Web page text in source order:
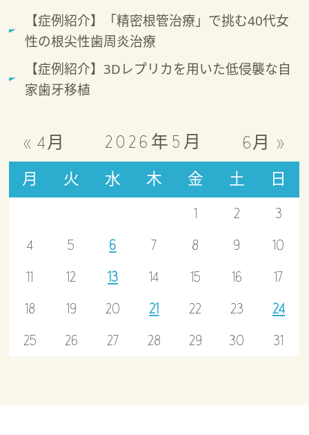
【症例紹介】「精密根管治療」で挑む40代女
性の根尖性歯周炎治療
【症例紹介】3Dレプリカを用いた低侵襲な自
家歯牙移植
2026年5月
月 火 水 木 金 土 日
« 4月 6月 »
1 2
3
4
5 6 7 8 9
10
11
12 13 14 15 16
17
18
19 20 21 22 23
24
25
26 27 28 29 30 31